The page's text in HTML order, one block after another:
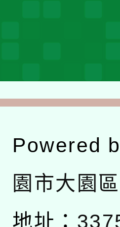
Powered
園市大園
地址：